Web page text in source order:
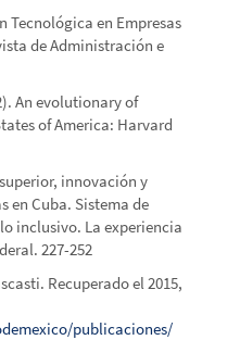
Tecnológica en Empresas
de Administración e
An evolutionary of
of America: Harvard
innovación y
en Cuba. Sistema de
inclusivo. La experiencia
227-252
Recuperado el 2015,
publicaciones/